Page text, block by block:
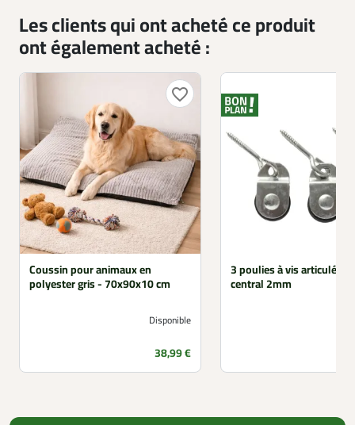
Les clients qui ont acheté ce produit
ont également acheté :
favorite_border
Coussin pour animaux en
polyester gris - 70x90x10 cm
Disponible
Prix
38,99 €
3 poulies à vis articulée,
central 2mm